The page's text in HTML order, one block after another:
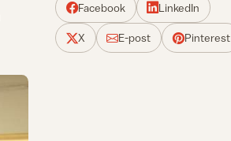
Facebook LinkedIn
X E-post Pinterest